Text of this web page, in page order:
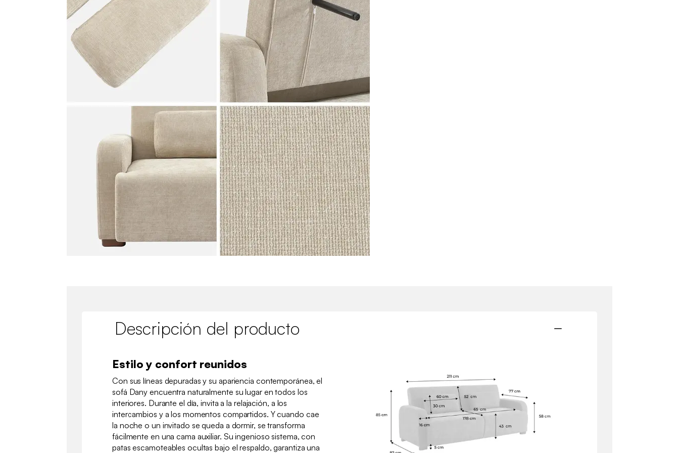
Descripción del producto
Estilo y confort reunidos
Con sus líneas depuradas y su apariencia contemporánea, el
sofá Dany encuentra naturalmente su lugar en todos los
interiores. Durante el día, invita a la relajación, a los
intercambios y a los momentos compartidos. Y cuando cae
la noche o un invitado se queda a dormir, se transforma
fácilmente en una cama auxiliar. Su ingenioso sistema, con
patas escamoteables ocultas bajo el respaldo, garantiza una